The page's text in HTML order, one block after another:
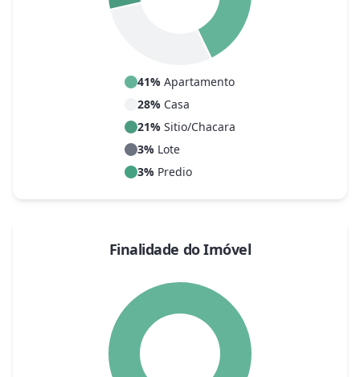
41% Apartamento
28% Casa
21% Sitio/Chacara
3% Lote
3% Predio
Finalidade do Imóvel